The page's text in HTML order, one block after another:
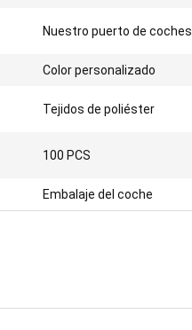
Nuestro puerto de coches
Color personalizado
Tejidos de poliéster
100 PCS
Embalaje del coche